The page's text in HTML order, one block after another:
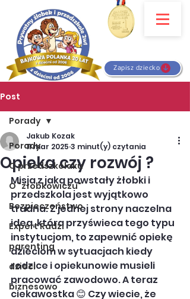
Zapisz dziecko
Post
Porady
O przedszkolaku
O "żłobkowiczu"
Bezpieczeństwo
Expert Radzi
parenting
dzieci
biznesowo
Porady
Opieka czy rozwój ?
Jakub Kozak
11 mar 2025 3 minut(y) czytania
Misja z jaką powstały żłobki i
przedszkola jest wyjątkowo
trudna. Z jednej strony naczelna
idea, która przyświeca tego typu
instytucjom, to zapewnić opiekę
dzieciom w sytuacjach kiedy
rodzice i opiekunowie musieli
pracować zawodowo. A teraz
ciekawostka 😊 Czy wiecie, że